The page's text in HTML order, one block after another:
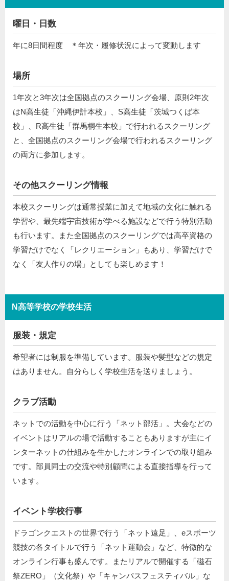
曜日・日数
年に8日間程度 ＊年次・履修状況によって変動します
場所
1年次と3年次は全国拠点のスクーリング会場、原則2年次
はN高生徒「沖縄伊計本校」、S高生徒「茨城つくば本
校」、R高生徒「群馬桐生本校」で行われるスクーリング
と、全国拠点のスクーリング会場で⾏われるスクーリング
の両⽅に参加します。
その他スクーリング情報
本校スクーリングは通常授業に加えて地域の文化に触れる
学習や、最先端宇宙技術が学べる施設などで行う特別活動
も行います。また全国拠点のスクーリングでは高卒資格の
学習だけでなく「レクリエーション」もあり、学習だけで
なく「友人作りの場」としても楽しめます！
N高等学校の学校生活
服装・規定
希望者には制服を準備しています。服装や髪型などの規定
はありません。自分らしく学校生活を送りましょう。
クラブ活動
ネットでの活動を中心に行う「ネット部活」。大会などの
イベントはリアルの場で活動することもありますが主にイ
ンターネットの仕組みを生かしたオンラインでの取り組み
です。部員同士の交流や特別顧問による直接指導を行って
います。
イベント学校行事
ドラゴンクエストの世界で行う「ネット遠足」、eスポーツ
競技の各タイトルで行う「ネット運動会」など、特徴的な
オンライン行事も盛んです。またリアルで開催する「磁石
祭ZERO」（文化祭）や「キャンパスフェスティバル」な